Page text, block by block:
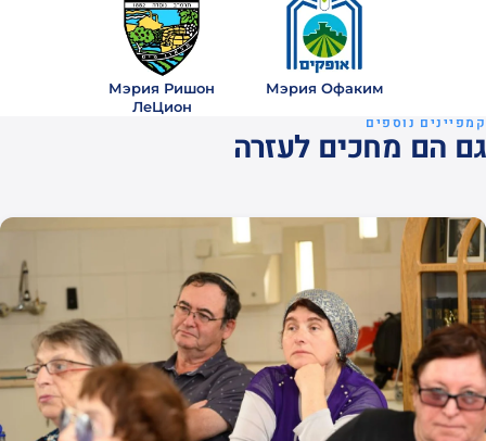
חודשים
Мэрия Офаким
Мэрия Ришон
ЛеЦион
קמפיינים נוספים
גם הם מחכים לעזרה